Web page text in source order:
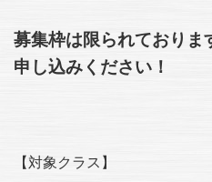
募集枠は限られておりま
申し込みください！
【対象クラス】